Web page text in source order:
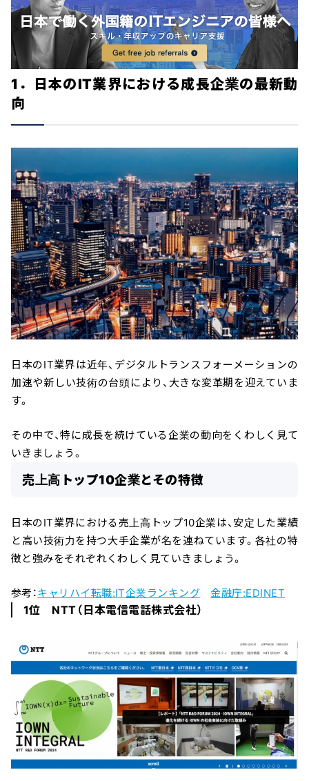
1．日本のIT業界における成長企業の最新動
向
日本のIT業界は近年、デジタルトランスフォーメーションの
加速や新しい技術の台頭により、大きな変革期を迎えていま
す。
その中で、特に成長を続けている企業の動向をくわしく見て
いきましょう。
売上高トップ10企業とその特徴
日本のIT業界における売上高トップ10企業は、安定した業績
と高い技術力を持つ大手企業が名を連ねています。各社の特
徴と強みをそれぞれくわしく見ていきましょう。
参考：キャリハイ転職:IT企業ランキング 金融庁:EDINET
1位 NTT（日本電信電話株式会社）